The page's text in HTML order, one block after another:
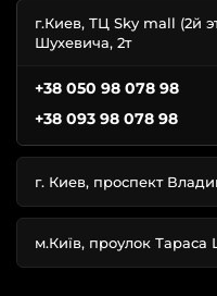
сексуальные с
яркие красные,
благородные черные;
с кружевом и без
с пышным и узким
В огромном
свой вариант.
Victoria’s Secret
г.Киев, ТЦ Sky mall (2й
Шухевича, 2т
+38 050 98 078 98
+38 093 98 078 98
г. Киев, проспект
м.Київ, проулок Тараса